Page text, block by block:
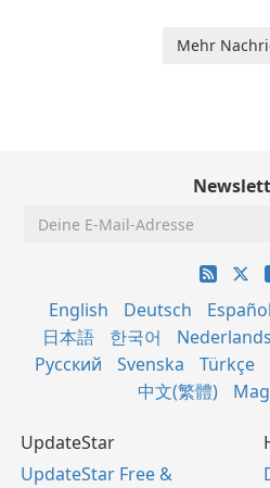
Mehr
English Deutsch Español
日本語
한국어 Nederlands
Русский
Svenska Türkçe
中文(繁體)
UpdateStar
UpdateStar Free &